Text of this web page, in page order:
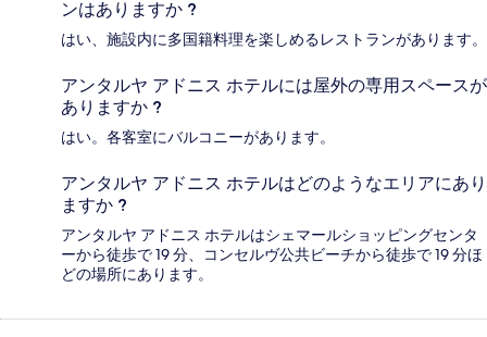
ンはありますか ?
はい、施設内に多国籍料理を楽しめるレストランがあります。
アンタルヤ アドニス ホテルには屋外の専用スペースが
ありますか ?
はい。各客室にバルコニーがあります。
アンタルヤ アドニス ホテルはどのようなエリアにあり
ますか ?
アンタルヤ アドニス ホテルはシェマールショッピングセンタ
ーから徒歩で 19 分、コンセルヴ公共ビーチから徒歩で 19 分ほ
どの場所にあります。